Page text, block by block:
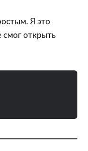
Я это
смог открыть